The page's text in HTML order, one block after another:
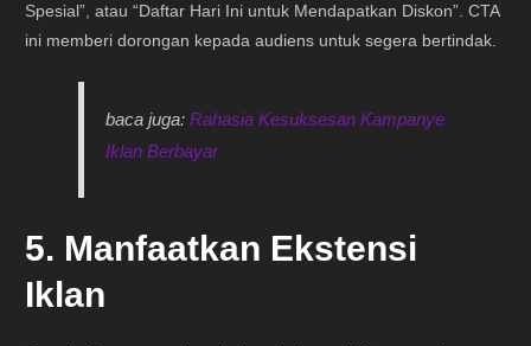
Spesial”, atau “Daftar Hari Ini untuk Mendapatkan Diskon”. CTA
ini memberi dorongan kepada audiens untuk segera bertindak.
baca juga:Rahasia Kesuksesan Kampanye
Iklan Berbayar
5. Manfaatkan Ekstensi
Iklan